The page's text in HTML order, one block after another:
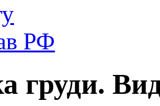
РФ
груди.